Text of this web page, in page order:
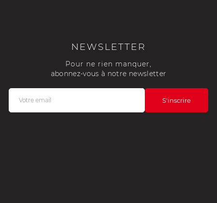
NEWSLETTER
Pour ne rien manquer,
abonnez-vous à notre newsletter